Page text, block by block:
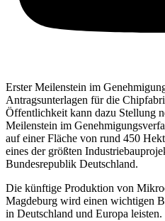
Erster Meilenstein im
Antragsunterlagen für die
Öffentlichkeit kann dazu Stellung
Meilenstein im
auf einer Fläche von rund 450
eines der größten
Bundesrepublik Deutschland.
Die künftige Produktion von
Magdeburg wird einen wichtigen
in Deutschland und Europa leisten.